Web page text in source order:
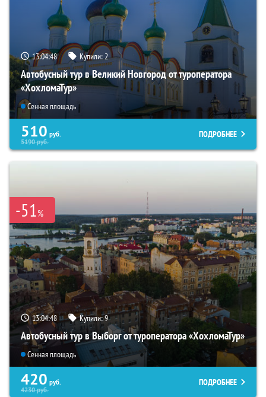
13:04:47 Купили:2
Автобусный тур в Великий Новгород от туроператора
«ХохломаТур»
Сенная площадь
510 руб.
5190руб.
ПОДРОБНЕЕ
-51%
13:04:47 Купили:9
Автобусный тур в Выборг от туроператора «ХохломаТур»
Сенная площадь
420 руб.
4230руб.
ПОДРОБНЕЕ